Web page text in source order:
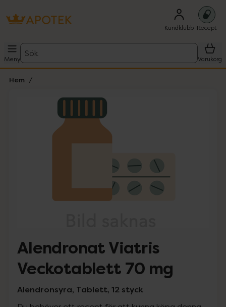
Kundklubb Recept
Meny
Sök
Varukorg
Hem
Lista: . Innehåller 1 objekt.
Alendronat Viatris
Veckotablett 70 mg
Alendronsyra, Tablett, 12 styck